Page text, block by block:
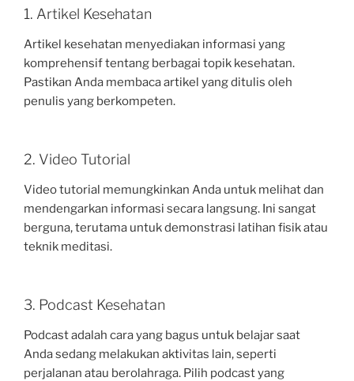
1. Artikel Kesehatan
Artikel kesehatan menyediakan informasi yang
komprehensif tentang berbagai topik kesehatan.
Pastikan Anda membaca artikel yang ditulis oleh
penulis yang berkompeten.
2. Video Tutorial
Video tutorial memungkinkan Anda untuk melihat dan
mendengarkan informasi secara langsung. Ini sangat
berguna, terutama untuk demonstrasi latihan fisik atau
teknik meditasi.
3. Podcast Kesehatan
Podcast adalah cara yang bagus untuk belajar saat
Anda sedang melakukan aktivitas lain, seperti
perjalanan atau berolahraga. Pilih podcast yang